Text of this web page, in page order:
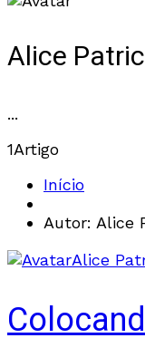
Alice
...
1Artigo
Início
Autor: Alice
Alice